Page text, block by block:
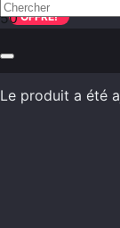
Le produit a été
OFFRE!